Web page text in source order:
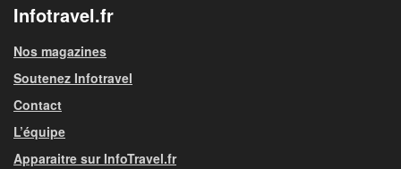
Infotravel.fr
Nos magazines
Soutenez Infotravel
Contact
L’équipe
Apparaitre sur InfoTravel.fr